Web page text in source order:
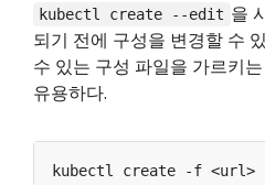
kubectl create --edit 을
되기 전에 구성을 변경할 수
수 있는 구성 파일을 가르키
유용하다.